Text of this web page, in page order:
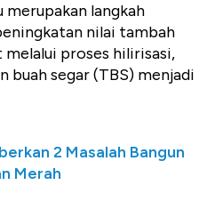
langkah
nilai tambah
proses hilirisasi,
buah segar (TBS) menjadi
2 Masalah Bangun
Merah